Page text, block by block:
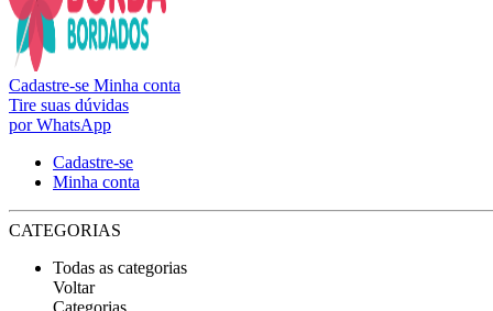
Cadastre-se Minha conta
Tire suas dúvidas
por WhatsApp
Cadastre-se
Minha conta
CATEGORIAS
Todas as categorias
Voltar
Categorias